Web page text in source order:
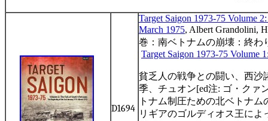
D1694
Target Saigon 1973-75 Volume
March 1975, Albert Grandolini,
巻：南ベトナムの崩壊：終わ
Target Saigon 1973-75 Volume
貧乏人の戦争との闘い、西沙
季、チュオン[ed注: ゴ・クァ
トナム制圧ための北ベトナ
リギアのゴルディオス王に